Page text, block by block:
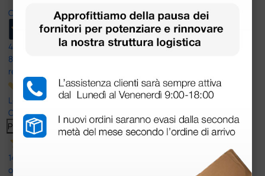
Ottimo
4,6
8.330
recensioni
Le nostre recensioni a 4 e 5 stelle.
Clicca qui per leggerle tutte >
Precedente
Successivo
14 Luglio 2026
ottima